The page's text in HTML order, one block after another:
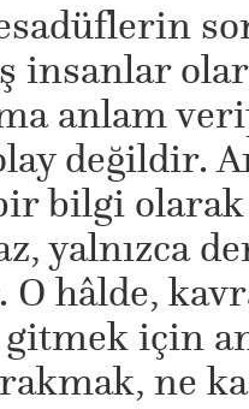
insanlar
anlam
değildir.
bilgi
yalnızca
hâlde,
için
ne